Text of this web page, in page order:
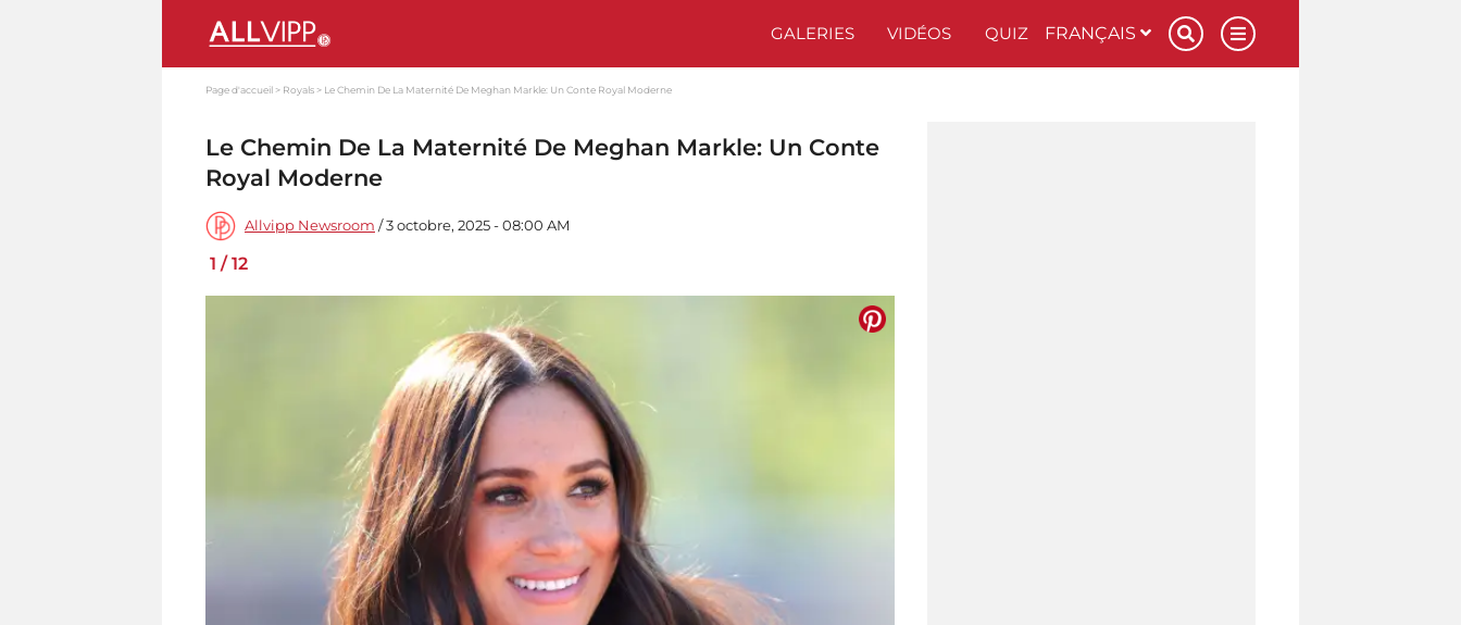
GALERIES VIDÉOS QUIZ FRANÇAIS
Page d'accueil Royals Le Chemin De La Maternité De Meghan Markle: Un Conte Royal Moderne
Le Chemin De La Maternité De Meghan Markle: Un Conte
Royal Moderne
Allvipp Newsroom / 3 octobre, 2025 - 08:00 AM
1 /12